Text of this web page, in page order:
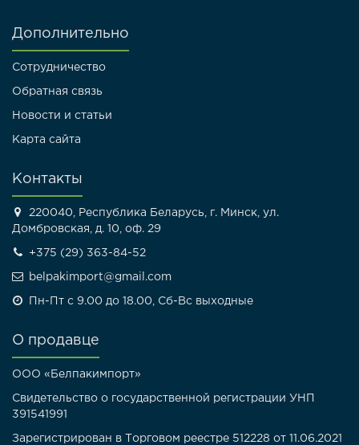
Дополнительно
Сотрудничество
Обратная связь
Новости и статьи
Карта сайта
Контакты
220040, Республика Беларусь, г. Минск, ул.
Домбровская, д. 10, оф. 29
+375 (29) 363-84-52
belpakimport@gmail.com
Пн-Пт с 9.00 до 18.00, Сб-Вс выходные
О продавце
ООО «Белпакимпорт»
Свидетельство о государственной регистрации УНП
391541991
Зарегистрирован в Торговом реестре 512228 от 11.06.2021